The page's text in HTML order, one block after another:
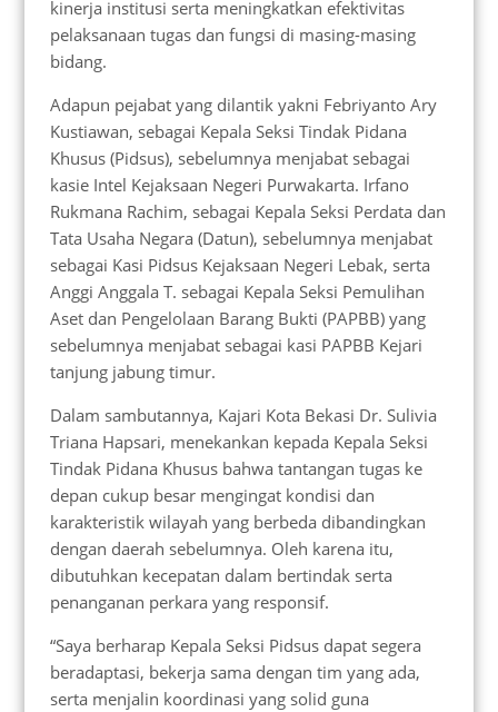
kinerja institusi serta meningkatkan efektivitas
pelaksanaan tugas dan fungsi di masing-masing
bidang.
Adapun pejabat yang dilantik yakni Febriyanto Ary
Kustiawan, sebagai Kepala Seksi Tindak Pidana
Khusus (Pidsus), sebelumnya menjabat sebagai
kasie Intel Kejaksaan Negeri Purwakarta. Irfano
Rukmana Rachim, sebagai Kepala Seksi Perdata dan
Tata Usaha Negara (Datun), sebelumnya menjabat
sebagai Kasi Pidsus Kejaksaan Negeri Lebak, serta
Anggi Anggala T. sebagai Kepala Seksi Pemulihan
Aset dan Pengelolaan Barang Bukti (PAPBB) yang
sebelumnya menjabat sebagai kasi PAPBB Kejari
tanjung jabung timur.
Dalam sambutannya, Kajari Kota Bekasi Dr. Sulivia
Triana Hapsari, menekankan kepada Kepala Seksi
Tindak Pidana Khusus bahwa tantangan tugas ke
depan cukup besar mengingat kondisi dan
karakteristik wilayah yang berbeda dibandingkan
dengan daerah sebelumnya. Oleh karena itu,
dibutuhkan kecepatan dalam bertindak serta
penanganan perkara yang responsif.
“Saya berharap Kepala Seksi Pidsus dapat segera
beradaptasi, bekerja sama dengan tim yang ada,
serta menjalin koordinasi yang solid guna